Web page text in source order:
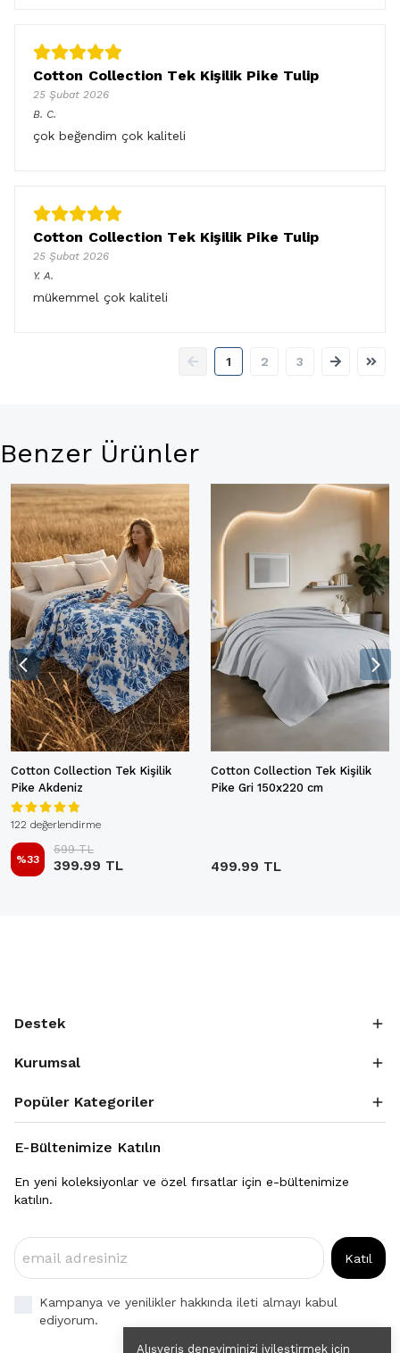
Alışveriş deneyiminizi iyileştirmek için
Cotton Collection Tek Kişilik Pike Tulip
25 Şubat 2026
B. C.
çok beğendim çok kaliteli
Cotton Collection Tek Kişilik Pike Tulip
25 Şubat 2026
Y. A.
mükemmel çok kaliteli
1 2 3
Benzer Ürünler
Cotton Collection Tek Kişilik
Pike Akdeniz
122 değerlendirme
%33
599 TL
399.99 TL
Cotton Collection Tek Kişilik
Pike Gri 150x220 cm
499.99 TL
Destek
Kurumsal
Popüler Kategoriler
E-Bültenimize Katılın
En yeni koleksiyonlar ve özel fırsatlar için e-bültenimize
katılın.
Katıl
Kampanya ve yenilikler hakkında ileti almayı kabul
ediyorum.